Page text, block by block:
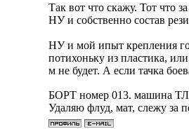
Так вот что скажу. Тот что
НУ и собственно состав
НУ и мой ипыт крепления
потихоньку из пластика,
м не будет. А если тачка
БОРТ номер 013. машина
Удаляю флуд, мат, слежу за